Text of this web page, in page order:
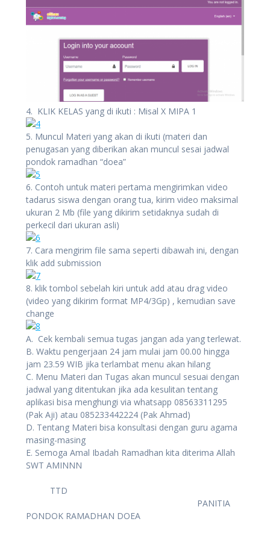
4. KLIK KELAS yang di ikuti : Misal X MIPA 1
5. Muncul Materi yang akan di ikuti (materi dan
penugasan yang diberikan akan muncul sesai jadwal
pondok ramadhan “doea”
6. Contoh untuk materi pertama mengirimkan video
tadarus siswa dengan orang tua, kirim video maksimal
ukuran 2 Mb (file yang dikirim setidaknya sudah di
perkecil dari ukuran asli)
7. Cara mengirim file sama seperti dibawah ini, dengan
klik add submission
8. klik tombol sebelah kiri untuk add atau drag video
(video yang dikirim format MP4/3Gp) , kemudian save
change
A. Cek kembali semua tugas jangan ada yang terlewat.
B. Waktu pengerjaan 24 jam mulai jam 00.00 hingga
jam 23.59 WIB jika terlambat menu akan hilang
C. Menu Materi dan Tugas akan muncul sesuai dengan
jadwal yang ditentukan jika ada kesulitan tentang
aplikasi bisa menghungi via whatsapp 08563311295
(Pak Aji) atau 085233442224 (Pak Ahmad)
D. Tentang Materi bisa konsultasi dengan guru agama
masing-masing
E. Semoga Amal Ibadah Ramadhan kita diterima Allah
SWT AMINNN
TTD
PANITIA
PONDOK RAMADHAN DOEA